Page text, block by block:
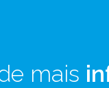
mais